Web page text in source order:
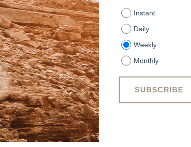
Instant
Daily
Weekly
Monthly